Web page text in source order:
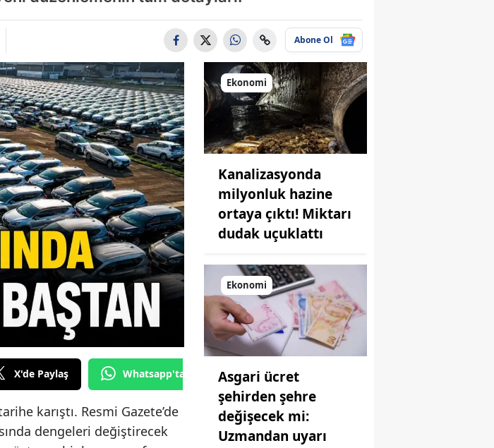
Sakarya
Siirt
Sinop
Sivas
Tekirdağ
Tokat
Trabzon
Tunceli
Şanlıurfa
Uşak
Van
Yozgat
Zonguldak
Abone Ol
X'de Paylaş Whatsapp'tan Gönder
karıştı. Resmi Gazete’de
dengeleri değiştirecek
Ekonomi
Kanalizasyonda
milyonluk hazine
ortaya çıktı! Miktarı
dudak uçuklattı
Ekonomi
Asgari ücret
şehirden şehre
değişecek mi:
Uzmandan uyarı